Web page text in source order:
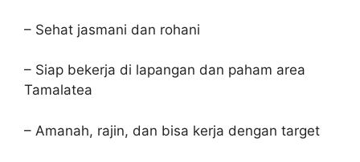
– Sehat jasmani dan rohani
– Siap bekerja di lapangan dan paham area
Tamalatea
– Amanah, rajin, dan bisa kerja dengan target